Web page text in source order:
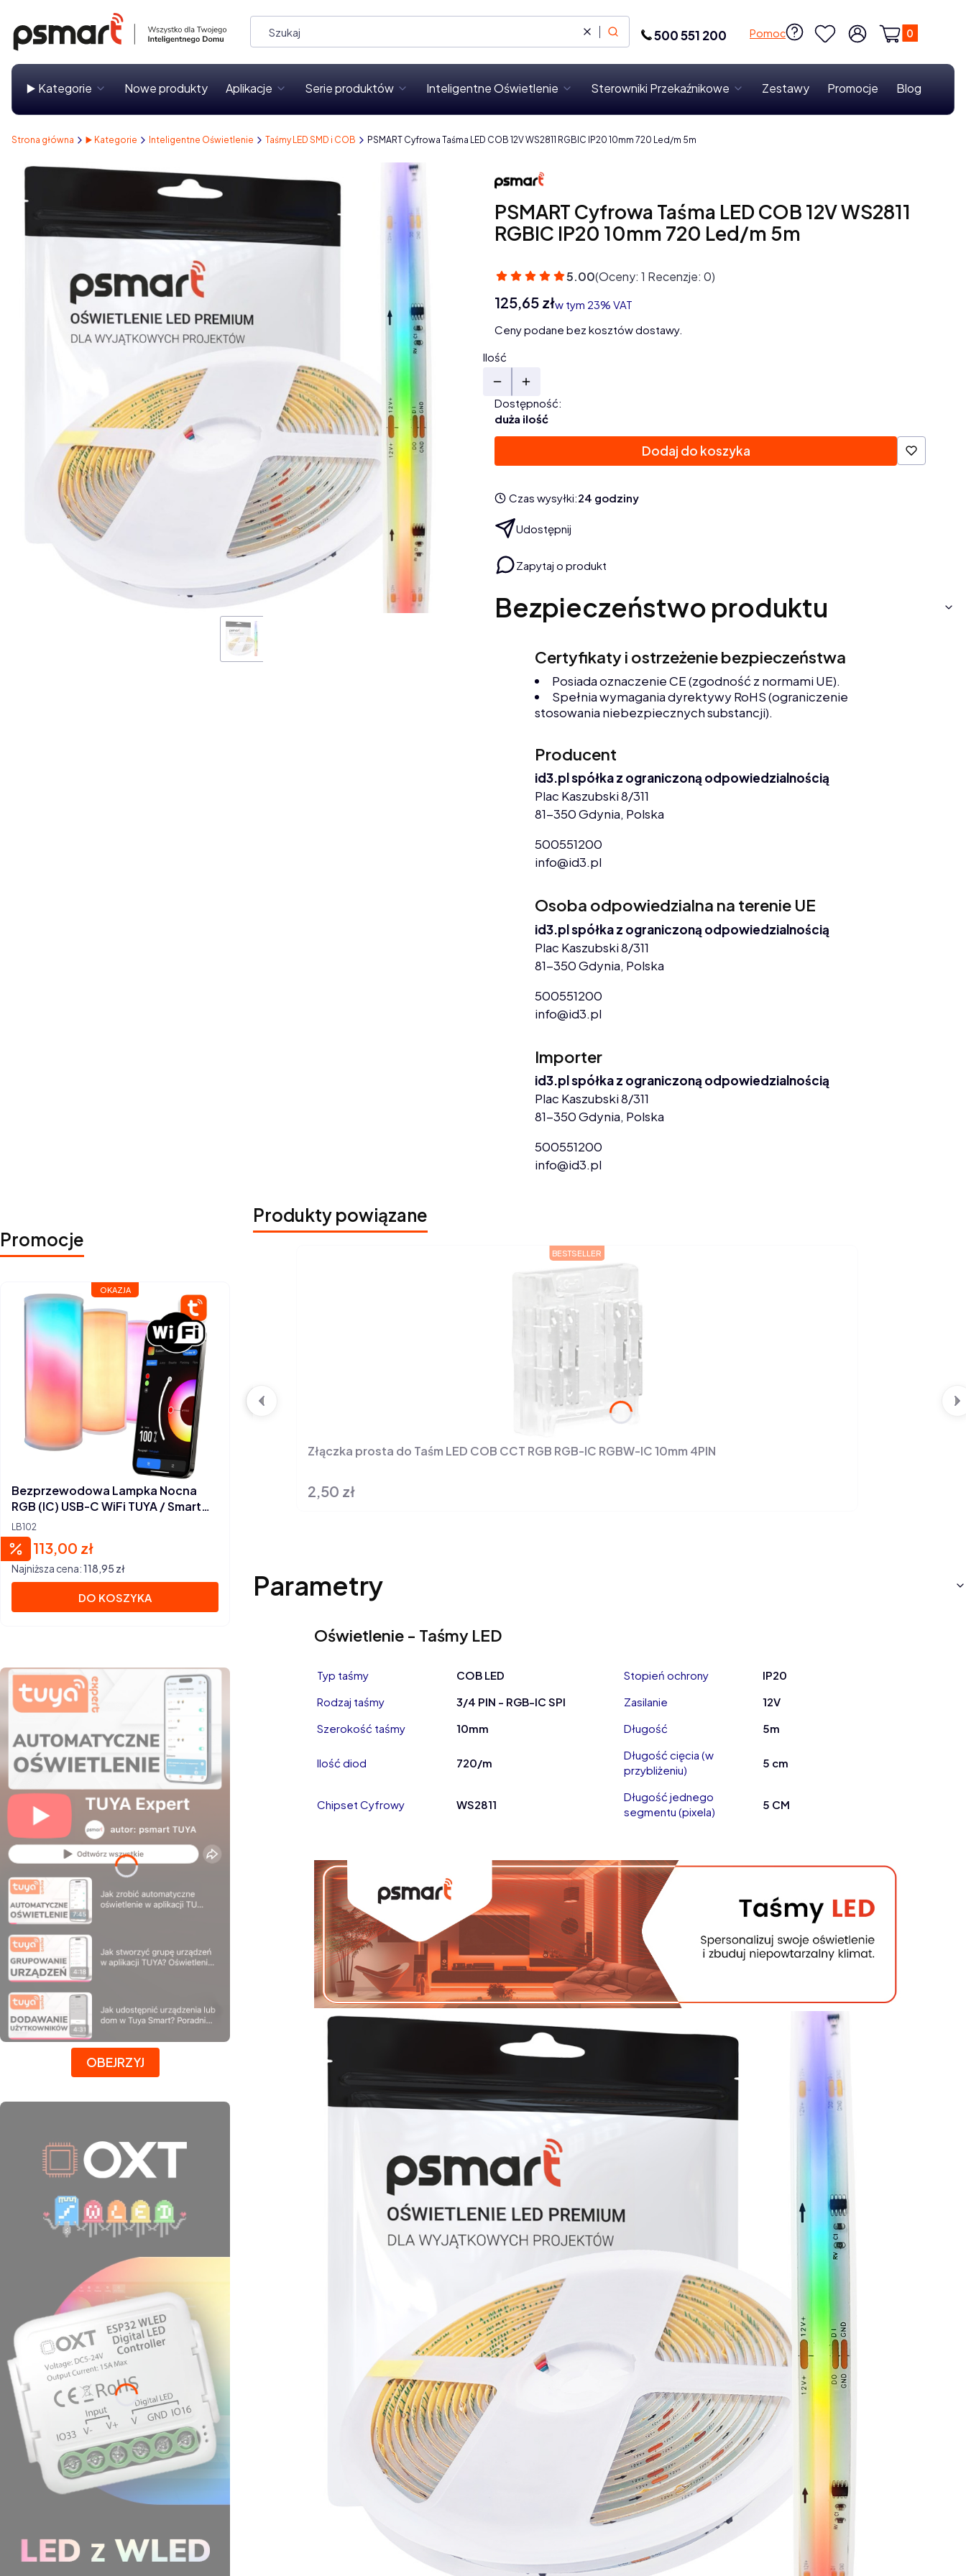
WyczyśćSzukaj 500 551 200 Pomoc
UlubioneZaloguj się
Produkty w
Koszyk
▶️ Kategorie Nowe produkty Aplikacje Serie produktów Inteligentne Oświetlenie Sterowniki Przekaźnikowe Zestawy Promocje Blog
Strona główna ▶️ Kategorie Inteligentne Oświetlenie Taśmy LED SMD i COB PSMART Cyfrowa Taśma LED COB 12V WS2811 RGBIC IP20 10mm 720 Led/m 5m
PSMART Cyfrowa Taśma LED COB 12V WS2811
RGBIC IP20 10mm 720 Led/m 5m
5.00(Oceny: 1 Recenzje: 0)
Cena
125,65 złw tym 23% VAT
w tym 23% VAT
Ceny podane bez kosztów dostawy.
Ilość
Dostępność:
duża ilość
Dodaj do koszyka
Czas wysyłki:24 godziny
Udostępnij
Zapytaj o produkt
Bezpieczeństwo produktu
Certyfikaty i ostrzeżenie bezpieczeństwa
Posiada oznaczenie CE (zgodność z normami UE).
Spełnia wymagania dyrektywy RoHS (ograniczenie
stosowania niebezpiecznych substancji).
Producent
id3.pl spółka z ograniczoną odpowiedzialnością
Plac Kaszubski 8/311
81-350 Gdynia, Polska
500551200
info@id3.pl
Osoba odpowiedzialna na terenie UE
id3.pl spółka z ograniczoną odpowiedzialnością
Plac Kaszubski 8/311
81-350 Gdynia, Polska
500551200
info@id3.pl
Importer
id3.pl spółka z ograniczoną odpowiedzialnością
Plac Kaszubski 8/311
81-350 Gdynia, Polska
500551200
info@id3.pl
Promocje
OKAZJA
LB102
Bezprzewodowa Lampka Nocna
RGB (IC) USB-C WiFi TUYA / Smart
Life
Cena promocyjna
113,00 zł
Najniższa cena:118,95 zł
DO KOSZYKA
Naciśnij Enter lub spację, aby otworzyć stronę.
OBEJRZYJ
Produkty powiązane
BESTSELLER
Złączka prosta do Taśm LED COB CCT RGB RGB-IC RGBW-IC 10mm 4PIN
Cena
2,50 zł
Parametry
Oświetlenie - Taśmy LED
Typ taśmy COB LED Stopień ochrony
IP20
Rodzaj taśmy
3/4 PIN - RGB-IC SPI Zasilanie
12V
Szerokość taśmy
10mm Długość 5m
Ilość diod 720/m
Długość cięcia (w
przybliżeniu)
5 cm
Chipset Cyfrowy WS2811
Długość jednego
segmentu (pixela)
5 CM